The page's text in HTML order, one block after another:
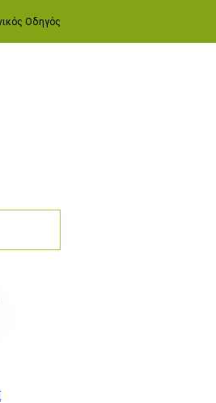
Οδηγός